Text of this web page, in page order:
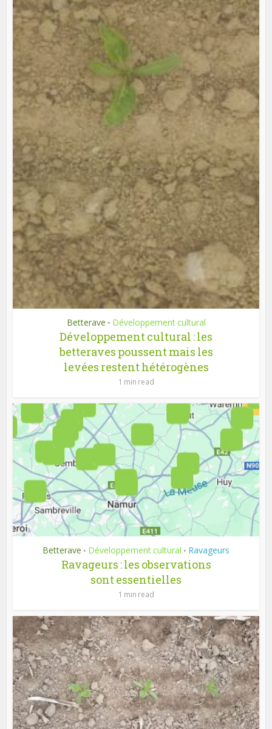
Betterave • Développement cultural
Développement cultural : les
betteraves poussent mais les
levées restent hétérogènes
1 min read
Betterave • Développement cultural • Ravageurs
Ravageurs : les observations
sont essentielles
1 min read